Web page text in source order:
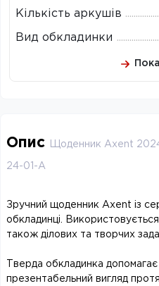
Кількість аркушів
Вид обкладинки
Опис Щоденник Axent
24-01-A
Зручний щоденник Axent із
обкладинці.
також ділових та творчих
Тверда обкладинка
презентабельний вигляд